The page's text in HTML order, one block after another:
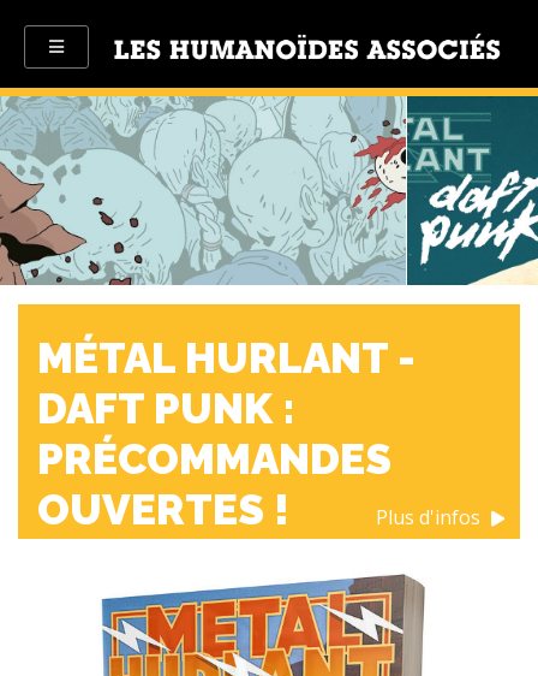
MÉTAL HURLANT -
DAFT PUNK :
PRÉCOMMANDES
OUVERTES !
Plus d'infos